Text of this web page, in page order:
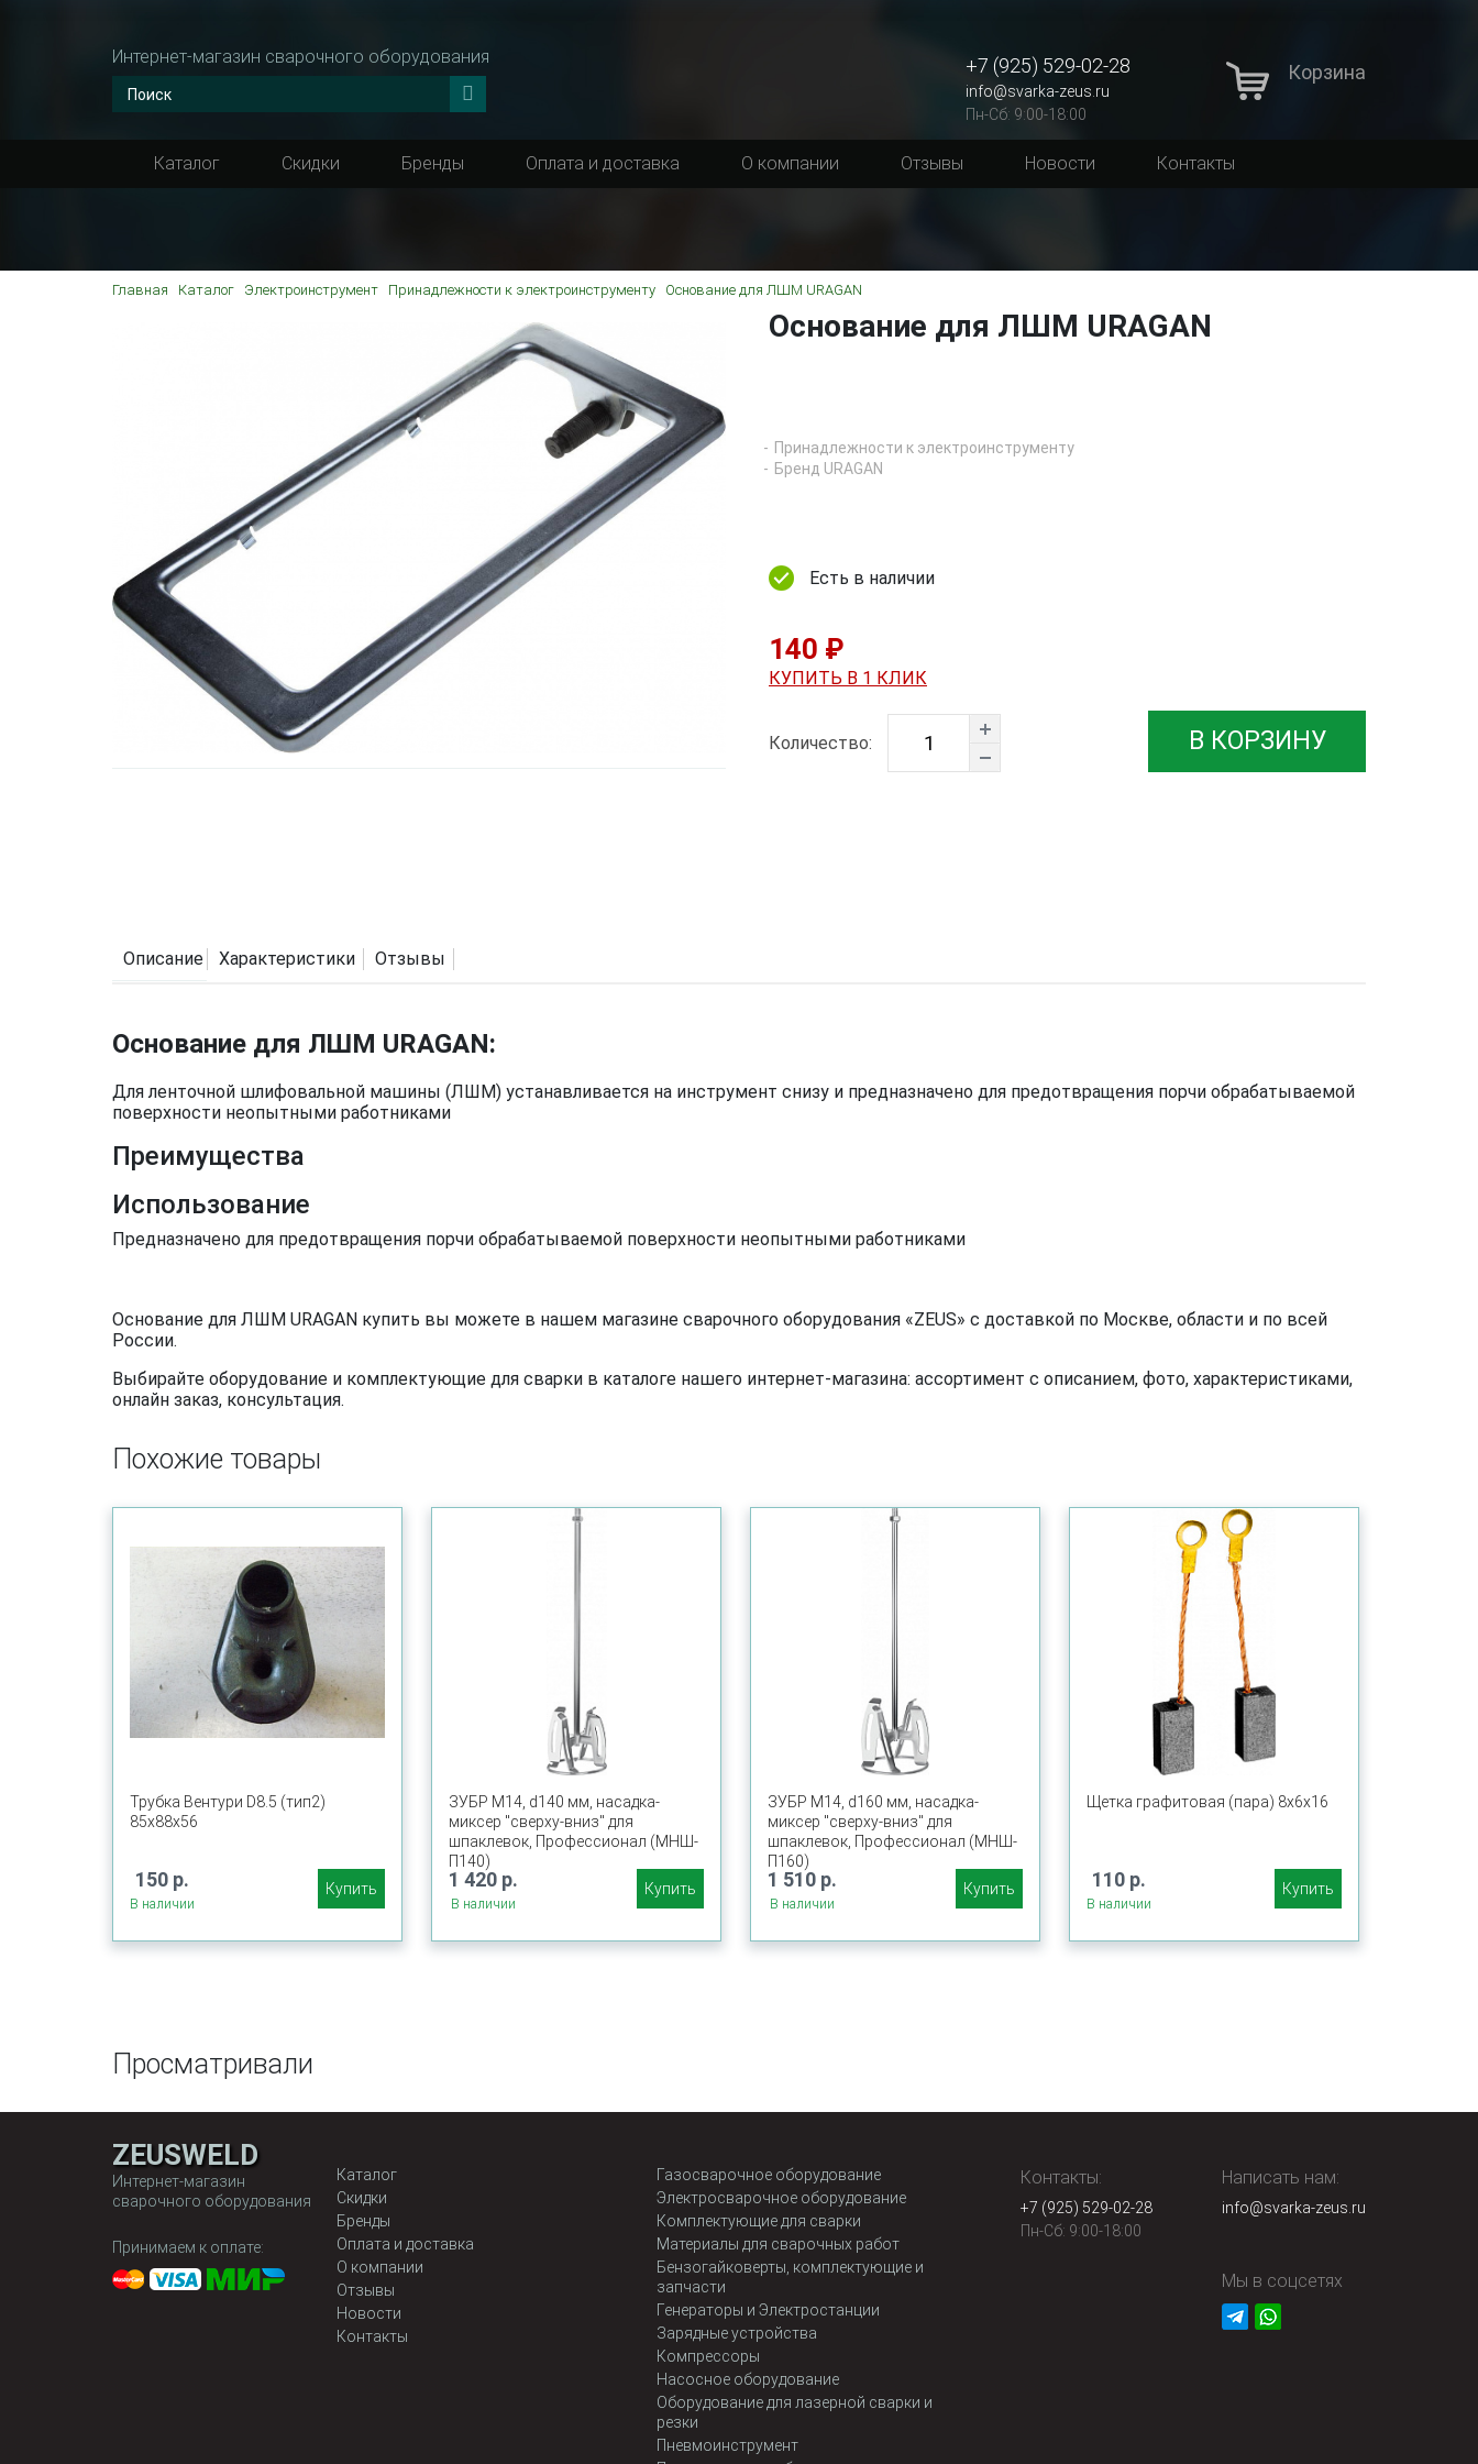
Интернет-магазин сварочного оборудования +7 (925) 529-02-28
info@svarka-zeus.ru
Пн-Сб: 9:00-18:00
Корзина
Каталог Скидки Бренды Оплата и доставка О компании Отзывы Новости Контакты
Главная Каталог Электроинструмент Принадлежности к электроинструменту Основание для ЛШМ URAGAN
Основание для ЛШМ URAGAN
Принадлежности к электроинструменту
Бренд URAGAN
Есть в наличии
140 ₽
КУПИТЬ В 1 КЛИК
Количество: В КОРЗИНУ
Описание Характеристики Отзывы
Основание для ЛШМ URAGAN:
Для ленточной шлифовальной машины (ЛШМ) устанавливается на инструмент снизу и предназначено для предотвращения порчи обрабатываемой
поверхности неопытными работниками
Преимущества
Использование
Предназначено для предотвращения порчи обрабатываемой поверхности неопытными работниками
Основание для ЛШМ URAGAN купить вы можете в нашем магазине сварочного оборудования «ZEUS» с доставкой по Москве, области и по всей
России.
Выбирайте оборудование и комплектующие для сварки в каталоге нашего интернет-магазина: ассортимент с описанием, фото, характеристиками,
онлайн заказ, консультация.
Похожие товары
Трубка Вентури D8.5 (тип2)
85x88x56
150 р.
В наличии
Купить
ЗУБР М14, d140 мм, насадка-
миксер ″сверху-вниз″ для
шпаклевок, Профессионал (МНШ-
П140)
1 420 р.
В наличии
Купить
ЗУБР М14, d160 мм, насадка-
миксер ″сверху-вниз″ для
шпаклевок, Профессионал (МНШ-
П160)
1 510 р.
В наличии
Купить
Щетка графитовая (пара) 8х6х16
110 р.
В наличии
Купить
Просматривали
ZEUSWELD
Интернет-магазин
сварочного оборудования
Принимаем к оплате:
Каталог
Скидки
Бренды
Оплата и доставка
О компании
Отзывы
Новости
Контакты
Газосварочное оборудование
Электросварочное оборудование
Комплектующие для сварки
Материалы для сварочных работ
Бензогайковерты, комплектующие и
запчасти
Генераторы и Электростанции
Зарядные устройства
Компрессоры
Насосное оборудование
Оборудование для лазерной сварки и
резки
Пневмоинструмент
Контакты:
+7 (925) 529-02-28
Пн-Сб: 9:00-18:00
Написать нам:
info@svarka-zeus.ru
Мы в соцсетях